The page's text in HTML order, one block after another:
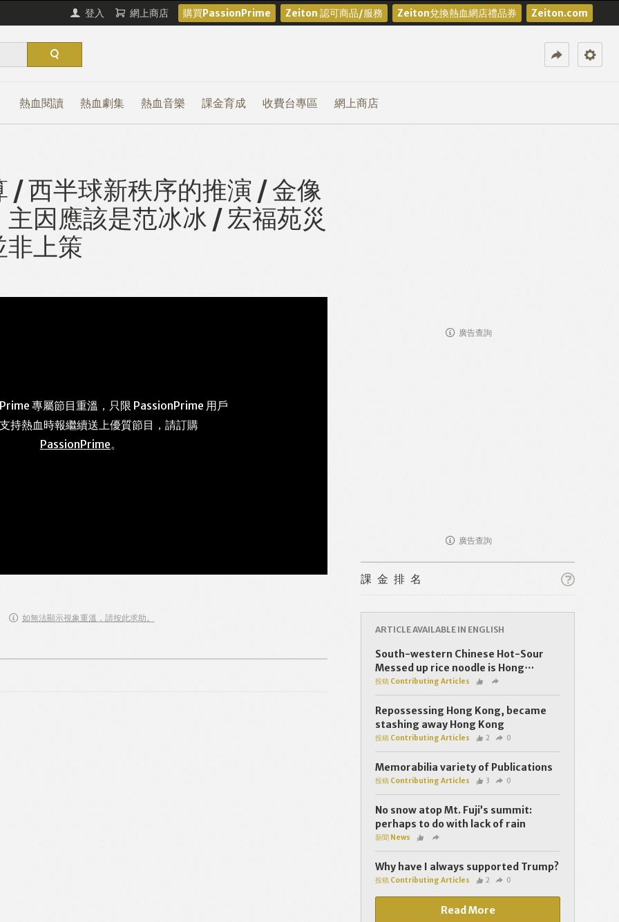
登入 網上商店 購買PassionPrime Zeiton 認可商品/服務 Zeiton兌換熱血網店禮品券 Zeiton.com
熱血閱讀 熱血劇集 熱血音樂 課金育成 收費台專區 網上商店
/ 西半球新秩序的推演 / 金像
因應該是范冰冰 / 宏福苑災
非上策
專屬節目重溫，只限 PassionPrime 用戶
持熱血時報繼續送上優質節目，請訂購
PassionPrime。
如無法顯示視象重溫，請按此求助。
廣告查詢
廣告查詢
課金排名
ARTICLE AVAILABLE IN ENGLISH
South-western Chinese Hot-Sour
Messed up rice noodle is Hong⋯
投稿 Contributing Articles
Repossessing Hong Kong, became
stashing away Hong Kong
投稿 Contributing Articles 2 0
Memorabilia variety of Publications
投稿 Contributing Articles 3 0
No snow atop Mt. Fuji’s summit:
perhaps to do with lack of rain
新聞 News
Why have I always supported Trump?
投稿 Contributing Articles 2 0
Read More